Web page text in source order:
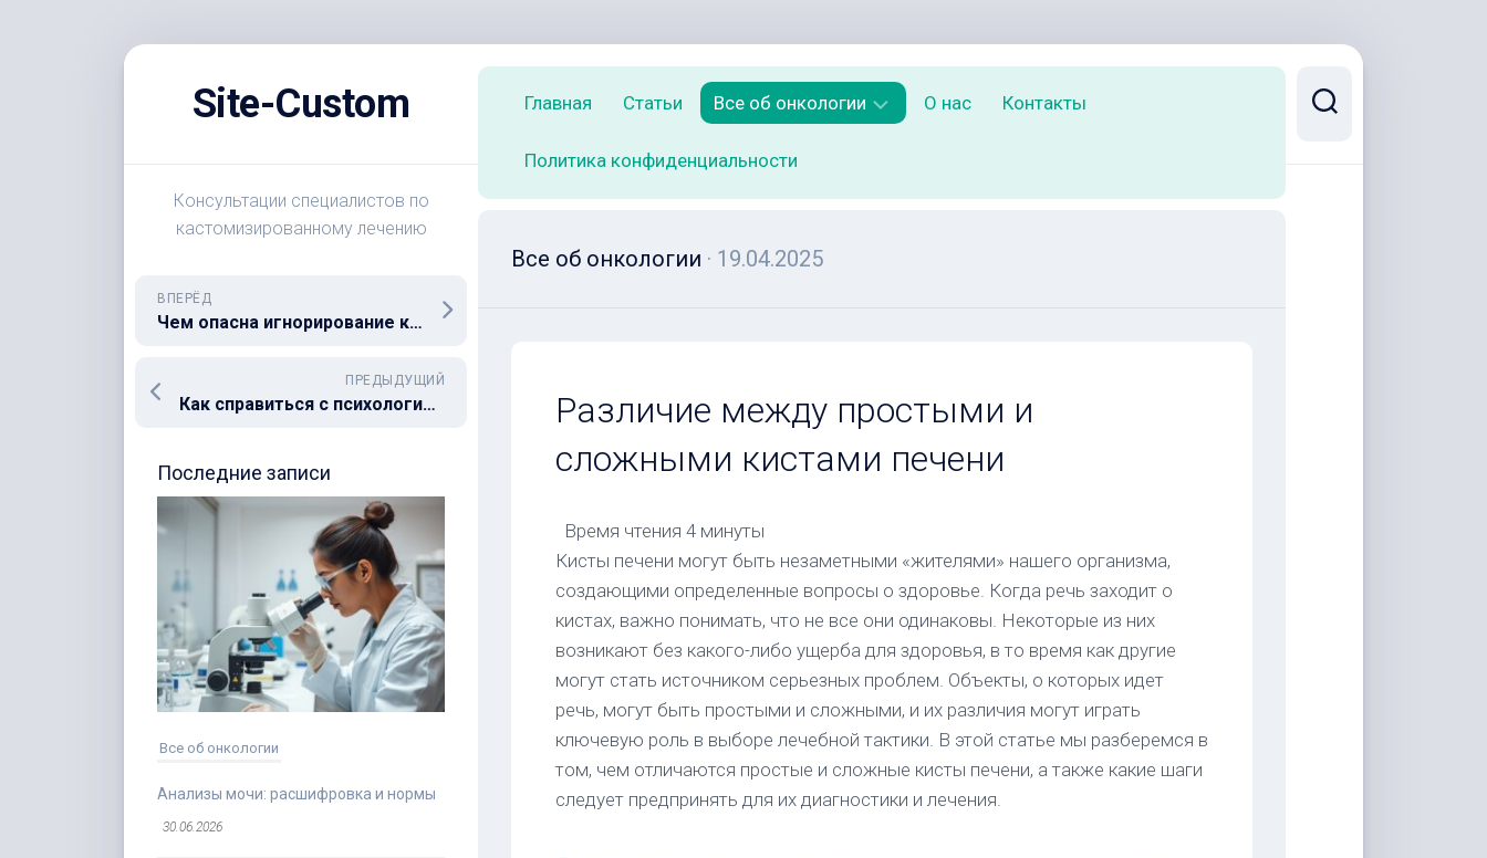
Site-Custom
Консультации специалистов по
кастомизированному лечению
ВПЕРЁД
Чем опасна игнорирование кист печени?
ПРЕДЫДУЩИЙ
Как справиться с психологическим давлением при диагнозе киста печени
Последние записи
Все об онкологии
Анализы мочи: расшифровка и нормы
30.06.2026
Главная Статьи Все об онкологии
рака,
которые
с
модулируемой
интенсивностью
(IMRT)
толстой
кишки
Схемы
химиотерапии
рака
кишки
(колоректального
рака)
Схемы
химиотерапии
О нас Контакты
Политика конфиденциальности
Все об онкологии · 19.04.2025
Различие между простыми и
сложными кистами печени
Время чтения 4 минуты
Кисты печени могут быть незаметными «жителями» нашего организма,
создающими определенные вопросы о здоровье. Когда речь заходит о
кистах, важно понимать, что не все они одинаковы. Некоторые из них
возникают без какого-либо ущерба для здоровья, в то время как другие
могут стать источником серьезных проблем. Объекты, о которых идет
речь, могут быть простыми и сложными, и их различия могут играть
ключевую роль в выборе лечебной тактики. В этой статье мы разберемся в
том, чем отличаются простые и сложные кисты печени, а также какие шаги
следует предпринять для их диагностики и лечения.